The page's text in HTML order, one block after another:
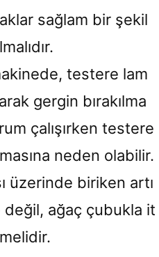
sağlam bir şekil
testere lam
gergin bırakılma
çalışırken testere
neden olabilir.
üzerinde biriken artı
değil, ağaç çubukla it